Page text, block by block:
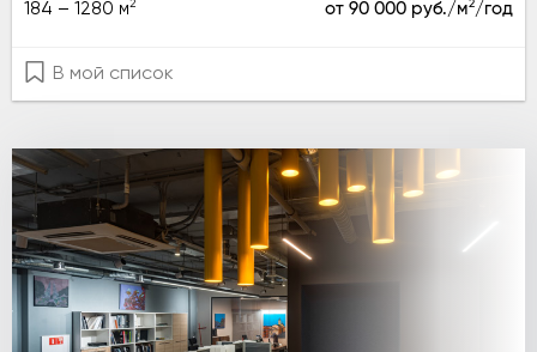
184 – 1280 м2 от 90 000 руб./м2/год
В мой список